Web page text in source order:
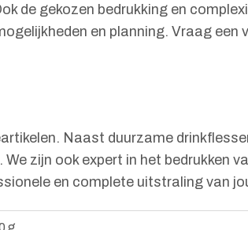
de gekozen bedrukking en
en planning. Vraag
Naast duurzame
zijn ook expert in het bedrukken
en complete uitstraling van